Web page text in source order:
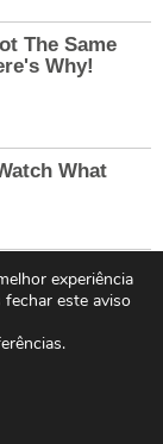
experiência
este aviso